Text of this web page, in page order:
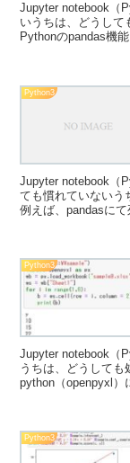
Jupyter notebook（
いうちは、どうして
Pythonのpandas機
Python3
Jupyter notebook（
ても慣れていないう
例えば、pandasに
Python3
Jupyter notebook（
うちは、どうしても
python（openpyxl）
Python3